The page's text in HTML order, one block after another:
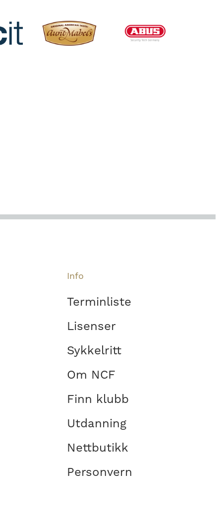
Info
Terminliste
Lisenser
Sykkelritt
Om NCF
Finn klubb
Utdanning
Nettbutikk
Personvern